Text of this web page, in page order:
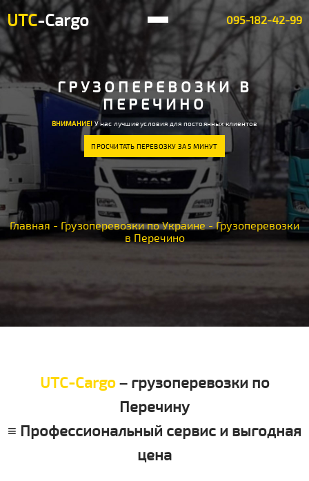
UTC-Cargo 095-182-42-99
ГРУЗОПЕРЕВОЗКИ В
ПЕРЕЧИНО
ВНИМАНИЕ!У нас лучшие условия для постоянных клиентов
ПРОСЧИТАТЬ ПЕРЕВОЗКУ ЗА 5 МИНУТ
Главная - Грузоперевозки по Украине -Грузоперевозки
в Перечино
UTC-Cargo– грузоперевозки по
Перечину
≡ Профессиональный сервис и выгодная
цена